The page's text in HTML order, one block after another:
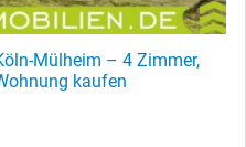
Mülheim – 4 Zimmer,
kaufen